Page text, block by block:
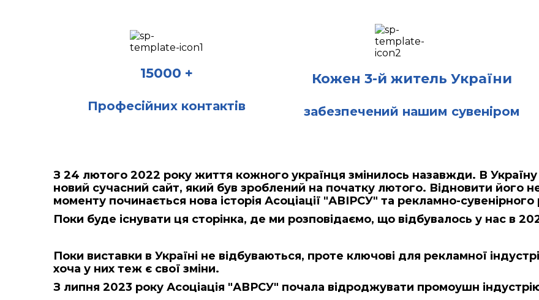
15000 +
Професійних контактів
Кожен 3-й житель України
забезпечений нашим сувеніром
З 24 лютого 2022 року життя кожного українця змінилось назавжди. В
новий сучасний сайт, який був зроблений на початку лютого. Відновити його
моменту починається нова історія Асоціації "АВІРСУ" та рекламно-сувенірного
Поки буде існувати ця сторінка, де ми розповідаємо, що відбувалось у нас в
Поки виставки в Україні не відбуваються, проте ключові для рекламної
хоча у них теж є свої зміни.
З липня 2023 року Асоціація "АВРСУ" почала відроджувати промоушн